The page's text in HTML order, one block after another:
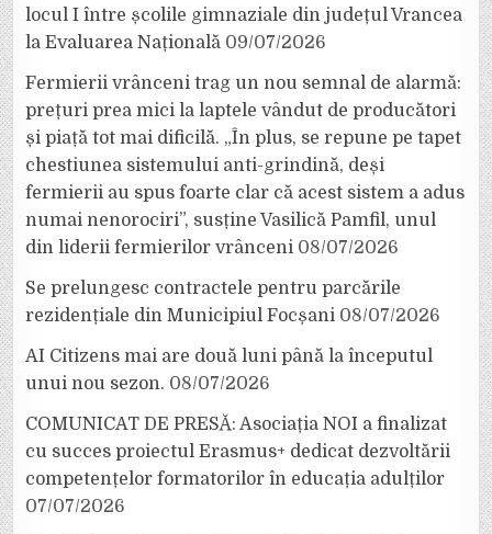
locul I între școlile gimnaziale din județul Vrancea
la Evaluarea Națională 09/07/2026
Fermierii vrânceni trag un nou semnal de alarmă:
prețuri prea mici la laptele vândut de producători
și piață tot mai dificilă. „În plus, se repune pe tapet
chestiunea sistemului anti-grindină, deși
fermierii au spus foarte clar că acest sistem a adus
numai nenorociri”, susține Vasilică Pamfil, unul
din liderii fermierilor vrânceni 08/07/2026
Se prelungesc contractele pentru parcările
rezidențiale din Municipiul Focșani 08/07/2026
AI Citizens mai are două luni până la începutul
unui nou sezon. 08/07/2026
COMUNICAT DE PRESĂ: Asociația NOI a finalizat
cu succes proiectul Erasmus+ dedicat dezvoltării
competențelor formatorilor în educația adulților
07/07/2026